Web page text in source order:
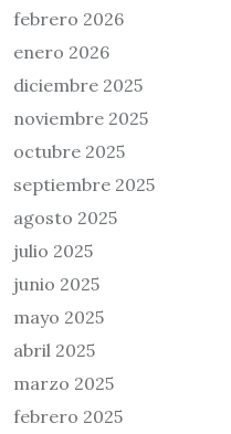
febrero 2026
enero 2026
diciembre 2025
noviembre 2025
octubre 2025
septiembre 2025
agosto 2025
julio 2025
junio 2025
mayo 2025
abril 2025
marzo 2025
febrero 2025